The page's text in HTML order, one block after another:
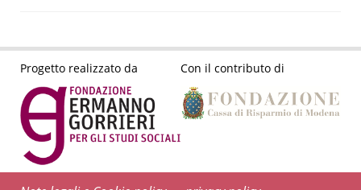
Progetto realizzato da Con il contributo di